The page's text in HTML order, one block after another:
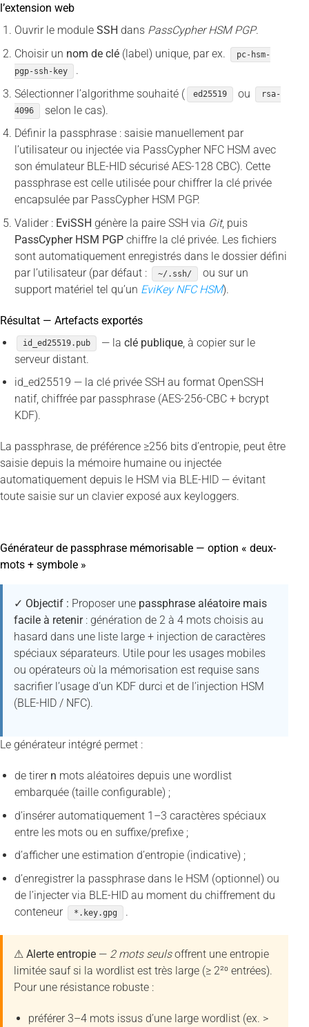
l’extension web
Ouvrir le module SSH dans PassCypher HSM PGP.
Choisir un nom de clé(label) unique, par ex.
pc-hsm-
pgp-ssh-key
.
Sélectionner l’algorithme souhaité (
ed25519 ou
rsa-
4096
selon le cas).
Définir la passphrase : saisie manuellement par
l’utilisateur ou injectée via PassCypher NFC HSM avec
son émulateur BLE-HID sécurisé AES-128 CBC). Cette
passphrase est celle utilisée pour chiffrer la clé privée
encapsulée par PassCypher HSM PGP.
Valider : EviSSH génère la paire SSH via Git, puis
PassCypher HSM PGPchiffre la clé privée. Les fichiers
sont automatiquement enregistrés dans le dossier défini
par l’utilisateur (par défaut :
~/.ssh/
ou sur un
support matériel tel qu’un EviKey NFC HSM).
Résultat — Artefacts exportés
id_ed25519.pub — laclé publique , à copier sur le
serveur distant.
id_ed25519 — la clé privée SSH au format OpenSSH
natif, chiffrée par passphrase (AES-256-CBC + bcrypt
KDF).
La passphrase, de préférence ≥256 bits d’entropie, peut être
saisie depuis la mémoire humaine ou injectée
automatiquement depuis le HSM via BLE-HID — évitant
toute saisie sur un clavier exposé aux keyloggers.
Générateur de passphrase mémorisable — option « deux-
mots + symbole »
✓ Objectif : Proposer une passphrase aléatoire mais
facile à retenir: génération de 2 à 4 mots choisis au
hasard dans une liste large + injection de caractères
spéciaux séparateurs. Utile pour les usages mobiles
ou opérateurs où la mémorisation est requise sans
sacrifier l’usage d’un KDF durci et de l’injection HSM
(BLE-HID / NFC).
Le générateur intégré permet :
de tirer n mots aléatoires depuis une wordlist
embarquée (taille configurable) ;
d’insérer automatiquement 1–3 caractères spéciaux
entre les mots ou en suffixe/prefixe ;
d’afficher une estimation d’entropie (indicative) ;
d’enregistrer la passphrase dans le HSM (optionnel) ou
de l’injecter via BLE-HID au moment du chiffrement du
conteneur
*.key.gpg .
⚠ Alerte entropie — 2 mots seulsoffrent une entropie
limitée sauf si la wordlist est très large (≥ 2²⁰ entrées).
Pour une résistance robuste :
préférer 3–4 mots issus d’une large wordlist (ex. >